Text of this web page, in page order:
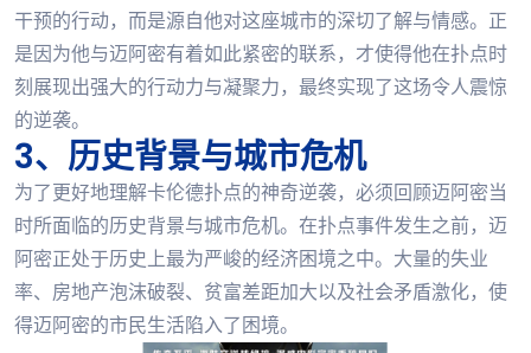
干预的行动，而是源自他对这座城市的深切了解与情感。正
是因为他与迈阿密有着如此紧密的联系，才使得他在扑点时
刻展现出强大的行动力与凝聚力，最终实现了这场令人震惊
的逆袭。
3、历史背景与城市危机
为了更好地理解卡伦德扑点的神奇逆袭，必须回顾迈阿密当
时所面临的历史背景与城市危机。在扑点事件发生之前，迈
阿密正处于历史上最为严峻的经济困境之中。大量的失业
率、房地产泡沫破裂、贫富差距加大以及社会矛盾激化，使
得迈阿密的市民生活陷入了困境。